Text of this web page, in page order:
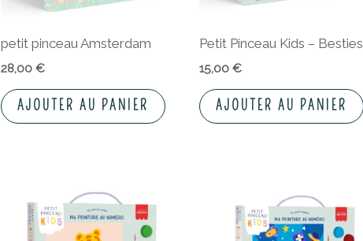
petit pinceau Amsterdam
28,00€
AJOUTER AU PANIER
Petit Pinceau Kids – Besties
15,00 €
AJOUTER AU PANIER